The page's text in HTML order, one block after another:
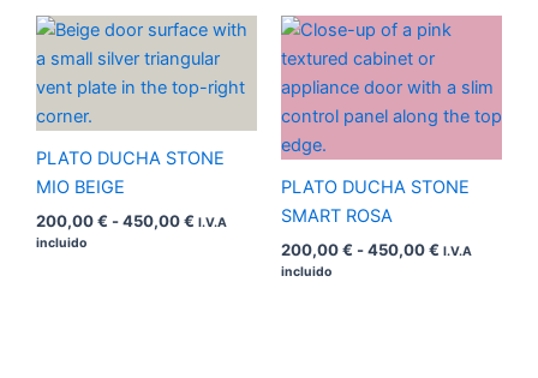
PLATO DUCHA STONE
MIO BEIGE
200,00€ -450,00€
Rango
precios:
desde
I.V.A
incluido
PLATO DUCHA STONE
SMART ROSA
200,00€ -450,00€
Rango
desde
200,00 €
hasta
I.V.A
incluido